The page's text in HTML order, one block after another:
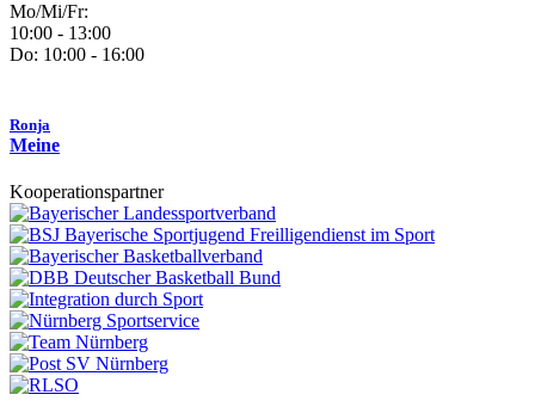
Mo/Mi/Fr:
10:00 - 13:00
Do: 10:00 - 16:00
Ronja
Meine
Kooperationspartner